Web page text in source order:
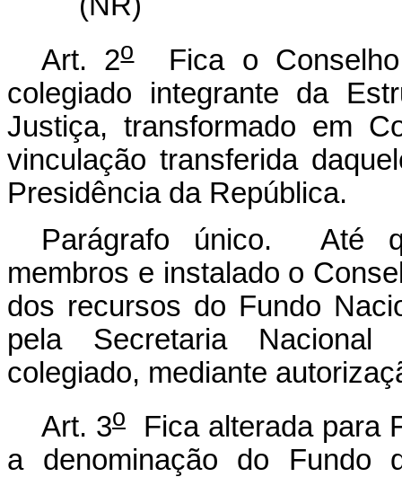
Art. 2oFica o Conselho
colegiado integrante da
Justiça, transformado em
vinculação transferida
Presidência da República.
Parágrafo único. Até
membros e instalado o
dos recursos do Fundo
pela Secretaria
colegiado, mediante
Art. 3o
Fica alterada para
a denominação do Fundo